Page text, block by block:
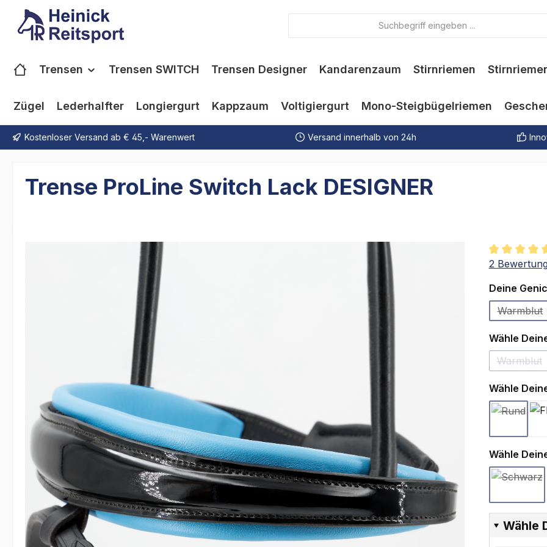
Hauptinhalt springen
Zur Suche springen
Zur Hauptnavigation springen
Trensen Trensen SWITCH Trensen Designer Kandarenzaum Stirnriemen
Zügel Lederhalfter Longiergurt Kappzaum Voltigiergurt Mono-Steigbügelriemen
Kostenloser Versand ab € 45,- Warenwert Versand innerhalb von 24h
Trense ProLine Switch Lack DESIGNER
2
Deine
Warmblut
Wähle
Warmblut
Wähle
Wähle
Wähle